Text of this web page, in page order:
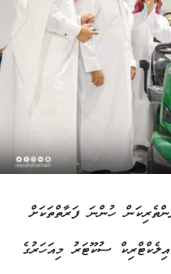
ހުންނަ ފަރާތްތަކަށް
ސުކޫޓަރު މިއަހަރުގެ